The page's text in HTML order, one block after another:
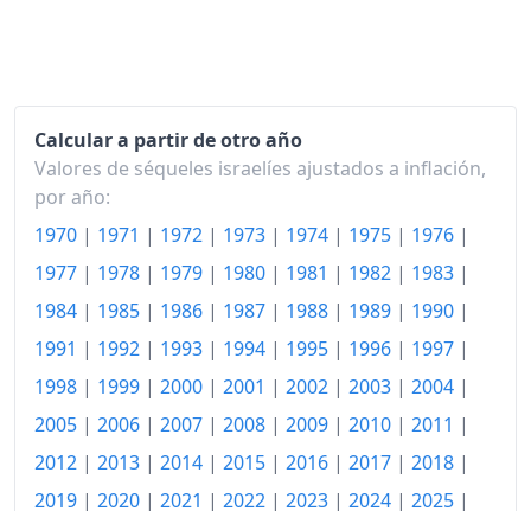
2021
121.66
2022
2023
132.40
136.47
2025
140.62
2026-05
143.01
Hoy
143.52
Calcular a partir de otro año
Valores de séqueles israelíes ajustados a inflación,
por año:
1970 | 1971 | 1972 | 1973 | 1974 | 1975 | 1976 |
1977 | 1978 | 1979 | 1980 | 1981 | 1982 | 1983 |
1984 | 1985 | 1986 | 1987 | 1988 | 1989 | 1990 |
1991 | 1992 | 1993 | 1994 | 1995 | 1996 | 1997 |
1998 | 1999 | 2000 | 2001 | 2002 | 2003 | 2004 |
2005 | 2006 | 2007 | 2008 | 2009 | 2010 | 2011 |
2012 | 2013 | 2014 | 2015 | 2016 | 2017 | 2018 |
2019 | 2020 | 2021 | 2022 | 2023 | 2024 | 2025 |